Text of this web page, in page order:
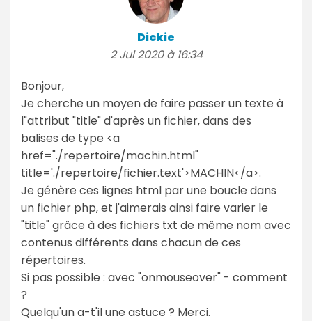
Dickie
2 Jul 2020 à 16:34
Bonjour,
Je cherche un moyen de faire passer un texte à
l"attribut "title" d'après un fichier, dans des
balises de type <a
href="./repertoire/machin.html"
title='./repertoire/fichier.text'>MACHIN</a>.
Je génère ces lignes html par une boucle dans
un fichier php, et j'aimerais ainsi faire varier le
"title" grâce à des fichiers txt de même nom avec
contenus différents dans chacun de ces
répertoires.
Si pas possible : avec "onmouseover" - comment
?
Quelqu'un a-t'il une astuce ? Merci.